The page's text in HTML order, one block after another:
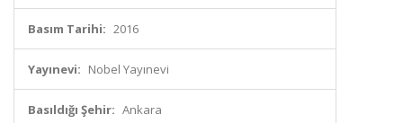
Basım Tarihi: 2016
Yayınevi: Nobel Yayınevi
Basıldığı Şehir: Ankara